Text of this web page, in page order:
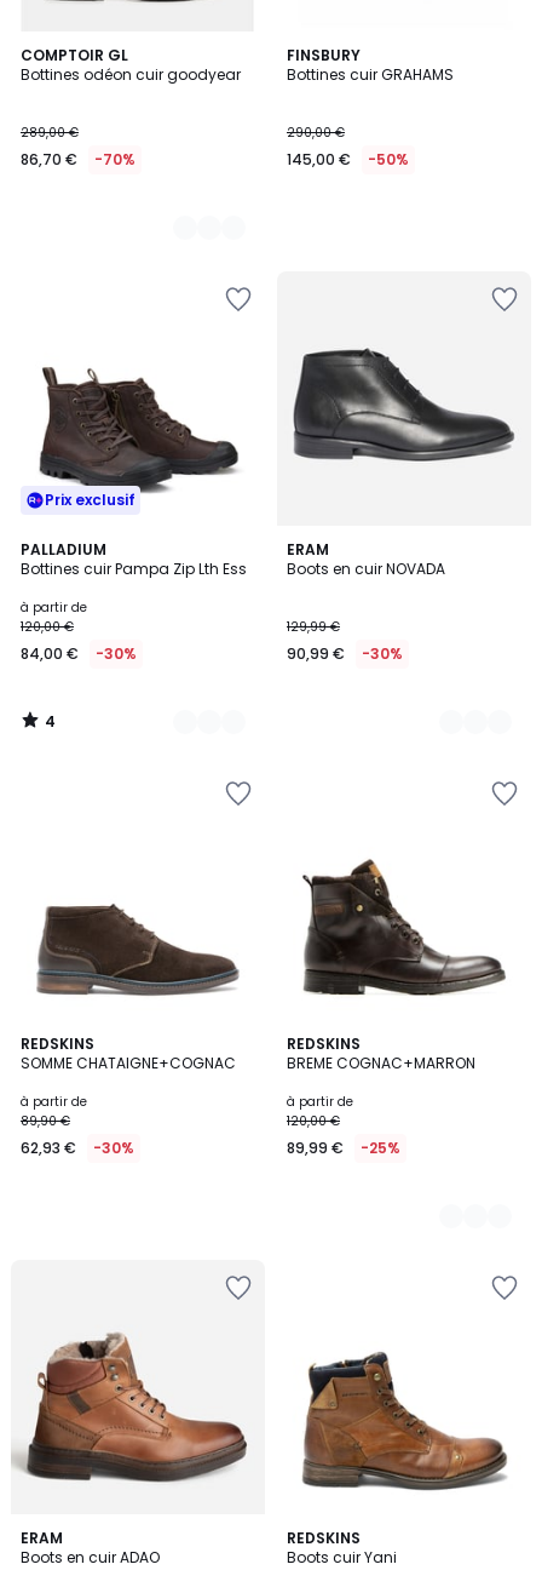
COMPTOIR GL
Bottines odéon cuir goodyear
289,00 €
86,70 € -70%
2
Couleurs
FINSBURY
Bottines cuir GRAHAMS
290,00 €
145,00 € -50%
Prix exclusif
PALLADIUM
Bottines cuir Pampa Zip Lth Ess
à partir de
120,00 €
84,00 € -30%
4
/
6
Couleurs
4
/
ERAM
Boots en cuir NOVADA
129,99 €
90,99 € -30%
2
Couleurs
REDSKINS
SOMME CHATAIGNE+COGNAC
à partir de
89,90 €
62,93 € -30%
REDSKINS
BREME COGNAC+MARRON
à partir de
120,00 €
89,99 € -25%
2
Couleurs
ERAM
Boots en cuir ADAO
REDSKINS
Boots cuir Yani
2
Couleurs